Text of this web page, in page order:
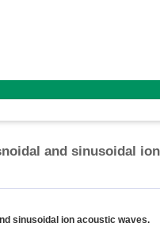
and sinusoidal
sinusoidal ion acoustic waves.